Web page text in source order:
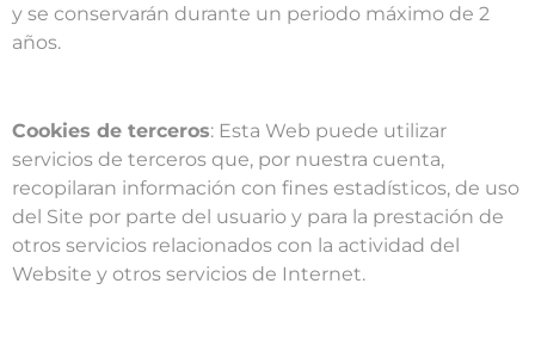
y se conservarán durante un periodo máximo de 2
años.
Cookies de terceros: Esta Web puede utilizar
servicios de terceros que, por nuestra cuenta,
recopilaran información con fines estadísticos, de uso
del Site por parte del usuario y para la prestación de
otros servicios relacionados con la actividad del
Website y otros servicios de Internet.